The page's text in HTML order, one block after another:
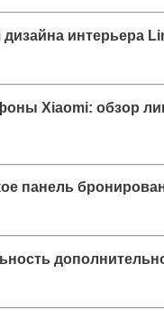
дизайна интерьера
Xiaomi: обзор
панель